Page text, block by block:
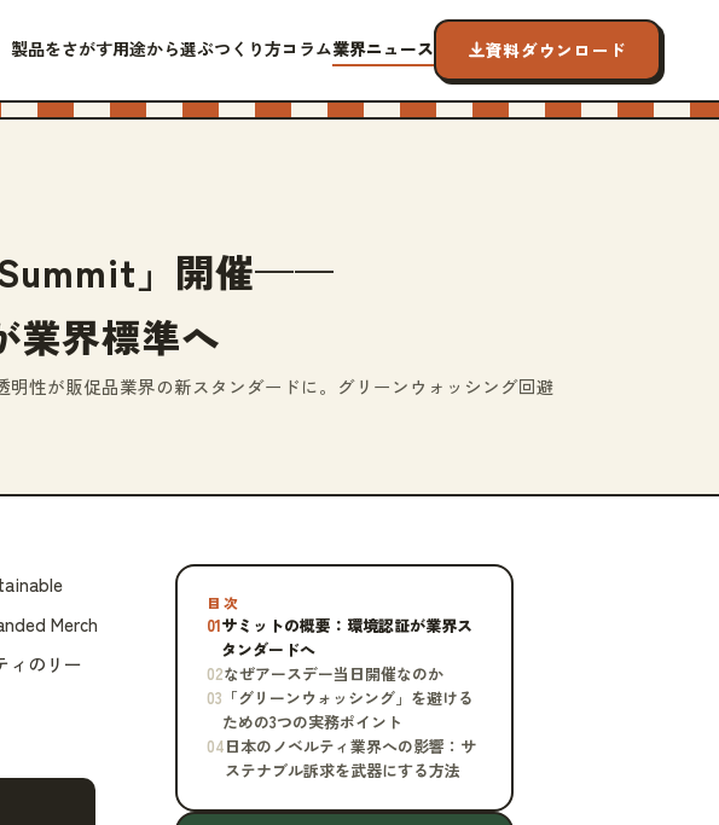
製品をさがす用途から選ぶつくり方コラム業界ニュース 資料ダウンロード
Summit」開催——
業界標準へ
性が販促品業界の新スタンダードに。グリーンウォッシング回避
Merch
ィのリー
目次
01サミットの概要：環境認証が業界ス
タンダードへ
02なぜアースデー当日開催なのか
03 「グリーンウォッシング」を避ける
ための3つの実務ポイント
04日本のノベルティ業界への影響：サ
ステナブル訴求を武器にする方法